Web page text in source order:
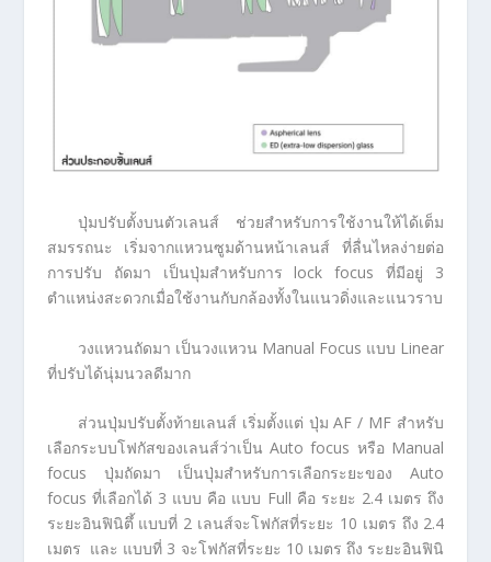
ปุ่มปรับตั้งบนตัวเลนส์ ช่วยสำหรับการใช้งานให้ได้เต็ม
สมรรถนะ เริ่มจากแหวนซูมด้านหน้าเลนส์ ที่ลื่นไหลง่ายต่อ
การปรับ ถัดมา เป็นปุ่มสำหรับการ lock focus ที่มีอยู่ 3
ตำแหน่งสะดวกเมื่อใช้งานกับกล้องทั้งในแนวดิ่งและแนวราบ
วงแหวนถัดมา เป็นวงแหวน Manual Focus แบบ Linear
ที่ปรับได้นุ่มนวลดีมาก
ส่วนปุ่มปรับตั้งท้ายเลนส์ เริ่มตั้งแต่ ปุ่ม AF / MF สำหรับ
เลือกระบบโฟกัสของเลนส์ว่าเป็น Auto focus หรือ Manual
focus ปุ่มถัดมา เป็นปุ่มสำหรับการเลือกระยะของ Auto
focus ที่เลือกได้ 3 แบบ คือ แบบ Full คือ ระยะ 2.4 เมตร ถึง
ระยะอินฟินิตึ้ แบบที่ 2 เลนส์จะโฟกัสที่ระยะ 10 เมตร ถึง 2.4
เมตร และ แบบที่ 3 จะโฟกัสที่ระยะ 10 เมตร ถึง ระยะอินฟินิ